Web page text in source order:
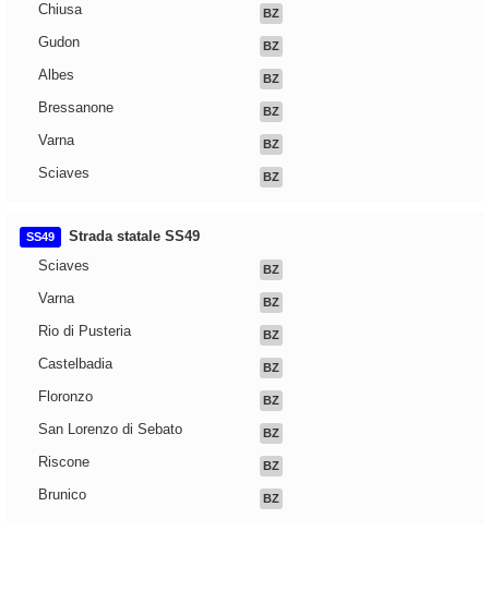
Chiusa BZ
Gudon BZ
Albes BZ
Bressanone BZ
Varna BZ
Sciaves BZ
SS49
Strada statale SS49
Sciaves
BZ
Varna BZ
Rio di Pusteria BZ
Castelbadia BZ
Floronzo BZ
San Lorenzo di Sebato BZ
Riscone BZ
Brunico BZ